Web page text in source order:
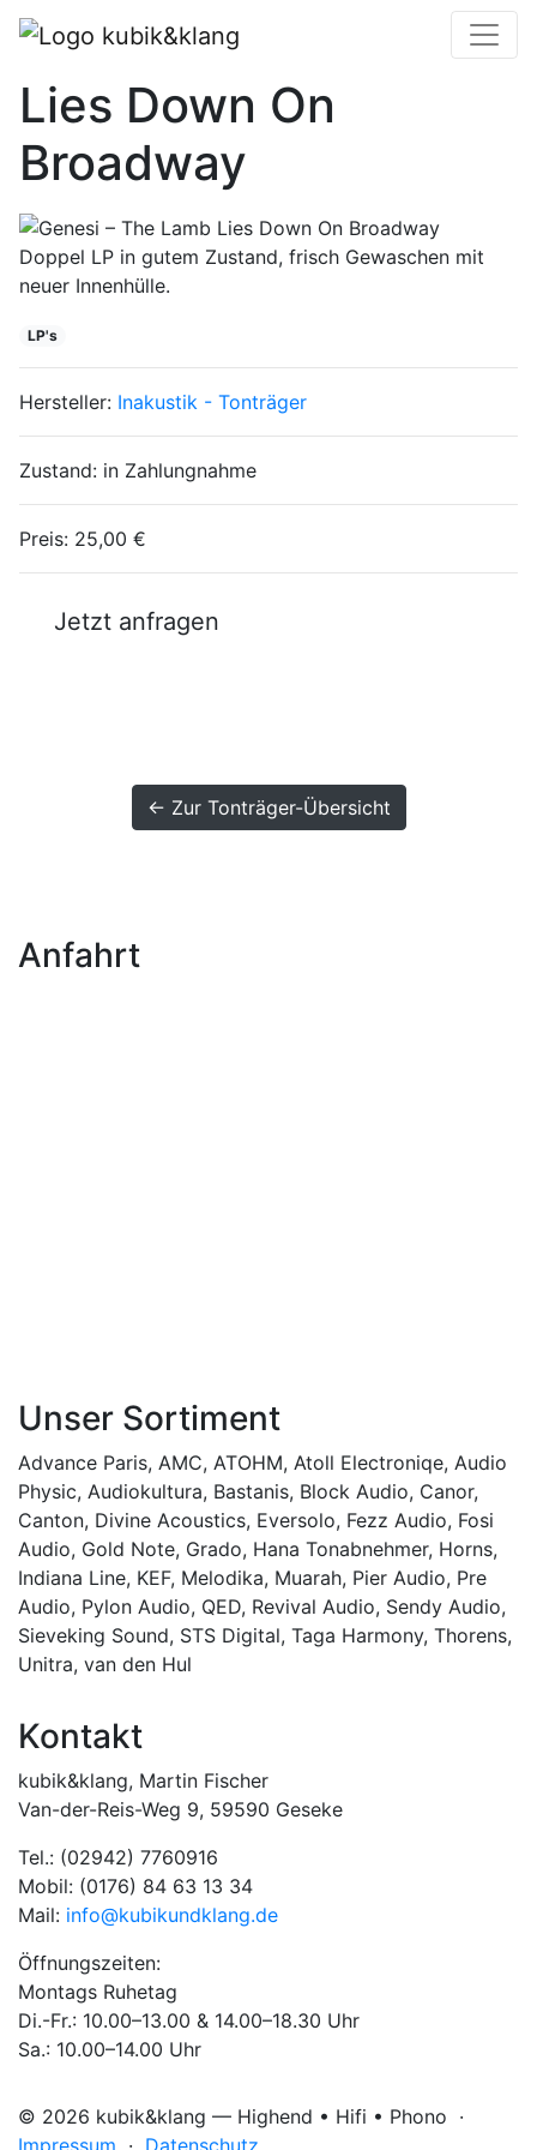
Genesi – The Lamb
Lies Down On
Broadway
Doppel LP in gutem Zustand, frisch Gewaschen mit
neuer Innenhülle.
LP's
Hersteller: Inakustik - Tonträger
Zustand: in Zahlungnahme
Preis: 25,00 €
Jetzt anfragen
← Zur Tonträger-Übersicht
Anfahrt
Unser Sortiment
Advance Paris, AMC, ATOHM, Atoll Electroniqe, Audio
Physic, Audiokultura, Bastanis, Block Audio, Canor,
Canton, Divine Acoustics, Eversolo, Fezz Audio, Fosi
Audio, Gold Note, Grado, Hana Tonabnehmer, Horns,
Indiana Line, KEF, Melodika, Muarah, Pier Audio, Pre
Audio, Pylon Audio, QED, Revival Audio, Sendy Audio,
Sieveking Sound, STS Digital, Taga Harmony, Thorens,
Unitra, van den Hul
Kontakt
kubik&klang, Martin Fischer
Van-der-Reis-Weg 9, 59590 Geseke
Tel.: (02942) 7760916
Mobil: (0176) 84 63 13 34
Mail: info@kubikundklang.de
Öffnungszeiten:
Montags Ruhetag
Di.-Fr.: 10.00–13.00 & 14.00–18.30 Uhr
Sa.: 10.00–14.00 Uhr
© 2026 kubik&klang — Highend • Hifi • Phono ·